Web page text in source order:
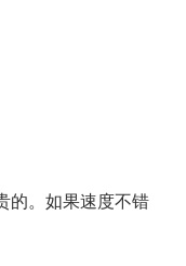
的。如果速度不错